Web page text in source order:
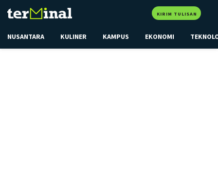
KIRIM TULISAN
NUSANTARA KULINER KAMPUS EKONOMI